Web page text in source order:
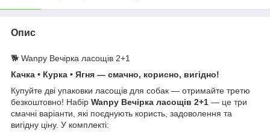
Опис
🐕 Wanpy Вечірка ласощів 2+1
Качка • Курка • Ягня — смачно, корисно, вигідно!
Купуйте дві упаковки ласощів для собак — отримайте третю
безкоштовно! Набір Wanpy Вечірка ласощів 2+1 — це три
смачні варіанти, які поєднують користь, задоволення та
вигідну ціну. У комплекті: